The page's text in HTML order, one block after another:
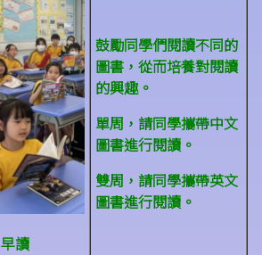
早讀
鼓勵同學們閱讀不同的
圖書，從而培養對閱讀
的興趣。
單周，請同學攜帶中文
圖書進行閱讀。
雙周，請同學攜帶英文
圖書進行閱讀。